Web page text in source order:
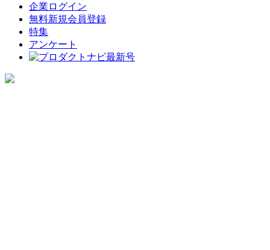
企業ログイン
無料新規会員登録
特集
アンケート